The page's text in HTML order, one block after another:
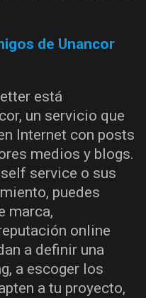
de Unancor
está
un servicio que
Internet con posts
medios y blogs.
service o sus
puedes
marca,
online
a definir una
a escoger los
a tu proyecto,